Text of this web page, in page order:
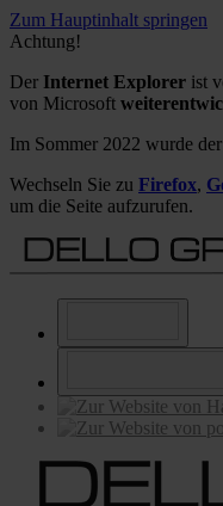
Zum Hauptinhalt springen
Achtung!
Der Internet Explorer ist
von Microsoft
Im Sommer 2022 wurde
Wechseln Sie zu Firefox,
um die Seite aufzurufen.